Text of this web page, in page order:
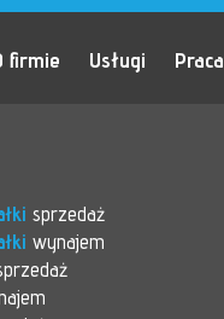
firmie Usługi Praca
sprzedaż
wynajem